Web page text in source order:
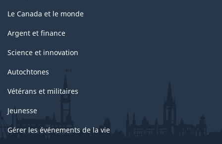
Le Canada et le monde
Argent et finance
Science et innovation
Autochtones
Vétérans et militaires
Jeunesse
Gérer les événements de la vie